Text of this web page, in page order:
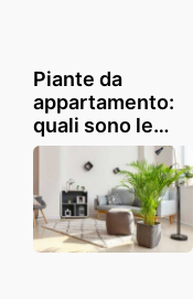
Piante da
appartamento:
quali sono le
migliori da
tenere in casa?